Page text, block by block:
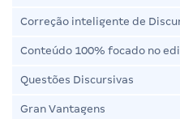
Correção inteligente de
Conteúdo 100% focado no
Questões Discursivas
Gran Vantagens